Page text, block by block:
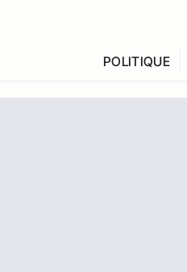
POLITIQUE